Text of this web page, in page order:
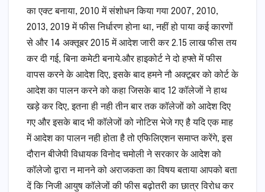
का एक्ट बनाया, 2010 में संशोधन किया गया 2007, 2010,
2013, 2019 में फीस निर्धारण होना था, नहीं हो पाया कई कारणों
से और 14 अक्तूबर 2015 में आदेश जारी कर 2.15 लाख फीस तय
कर दी गई, बिना कमेटी बनाये.और हाइकोर्ट ने दो हफ्ते में फीस
वापस करने के आदेश दिए, इसके बाद हमने नौ अक्टूबर को कोर्ट के
आदेश का पालन करने को कहा जिसके बाद 12 कॉलेजों ने हाथ
खड़े कर दिए, इतना ही नही तीन बार तक कॉलेजों को आदेश दिए
गए और इसके बाद भी कॉलेजों को नोटिस भेजे गए है यदि एक माह
में आदेश का पालन नही होता है तो एफिलिएशन समाप्त करेंगे, इस
दौरान बीजेपी विधायक विनोद चमोली ने सरकार के आदेश को
कॉलेजो द्वारा न मानने को अराजकता का विषय बताया आपको बता
दें कि निजी आयुष कॉलेजों की फीस बढ़ोतरी का छात्र विरोध कर